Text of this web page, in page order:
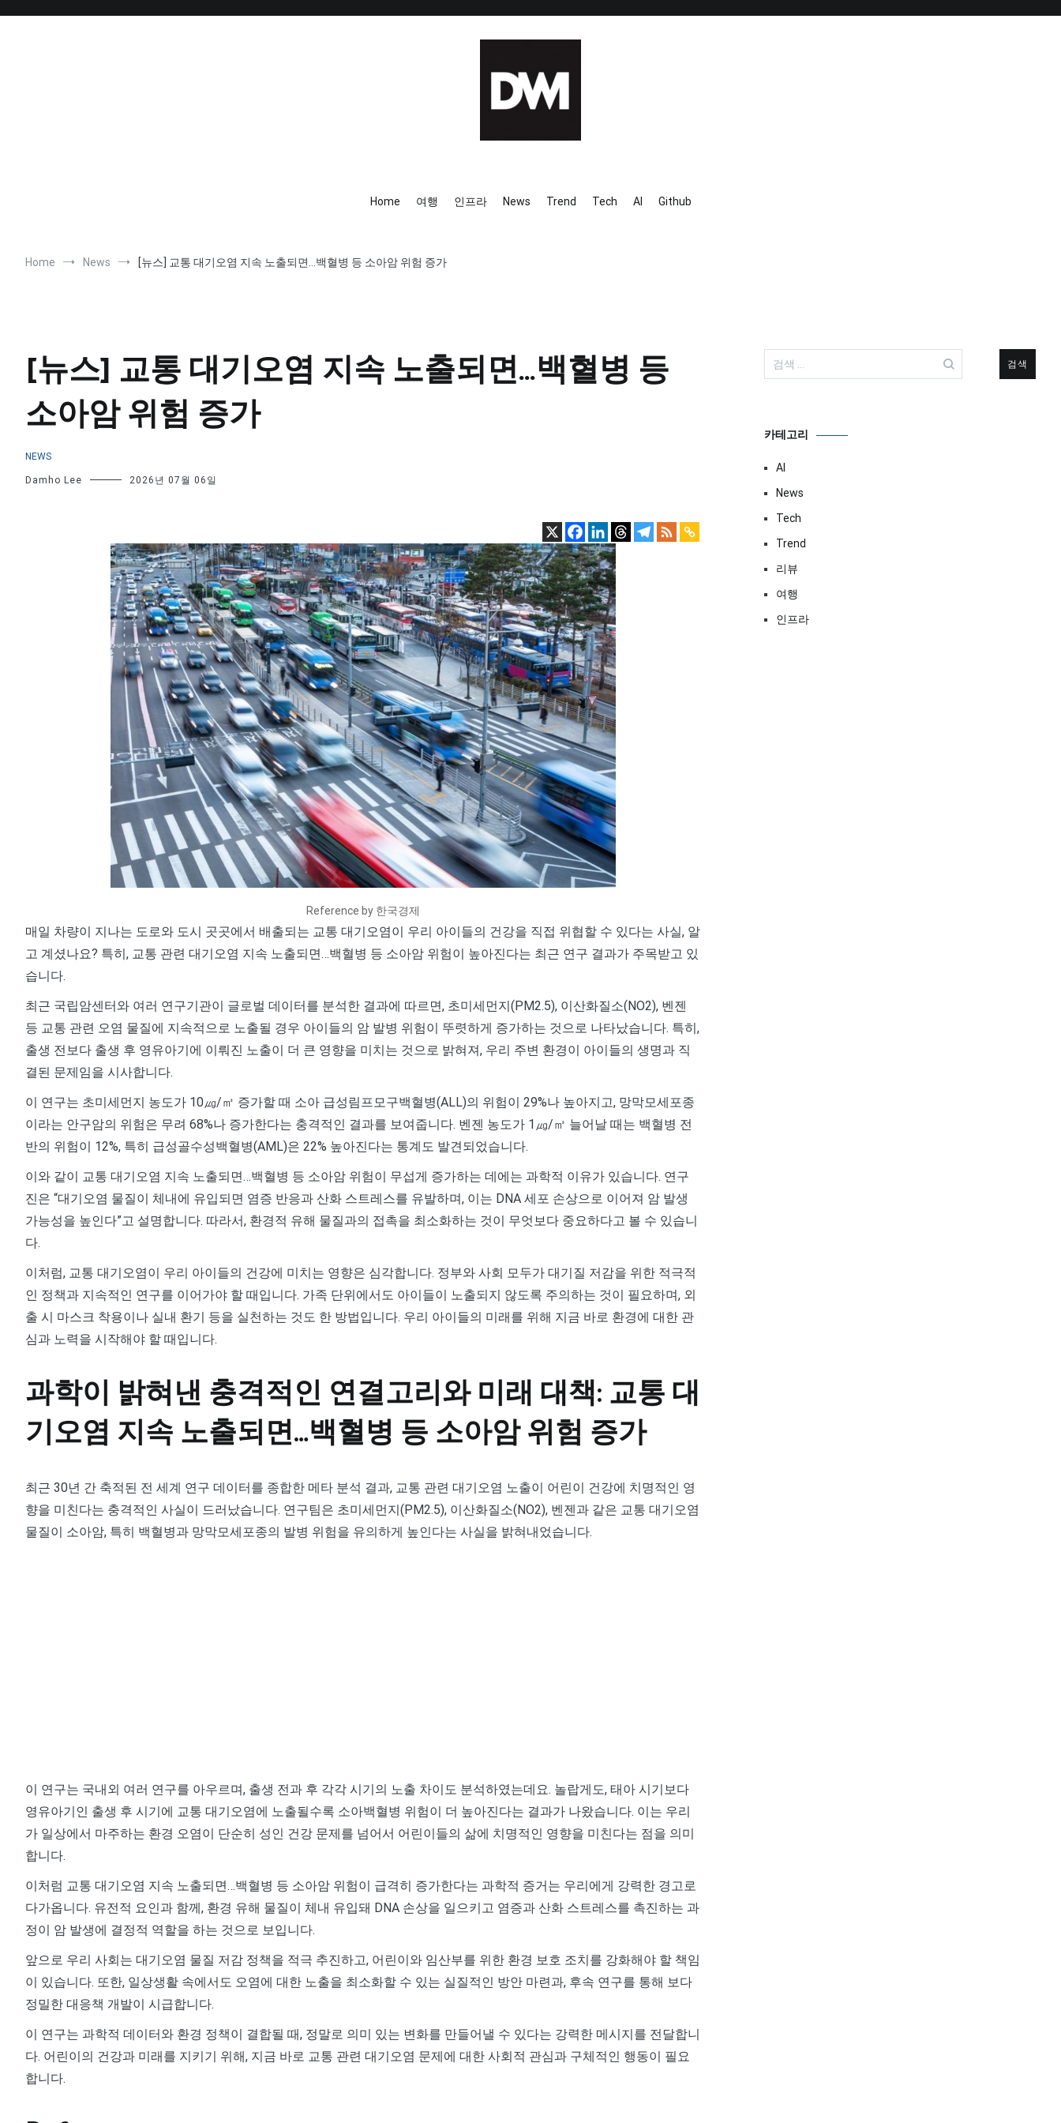
Home 여행 인프라 News Trend Tech AI Github
Home News [뉴스] 교통 대기오염 지속 노출되면…백혈병 등 소아암 위험 증가
[뉴스] 교통 대기오염 지속 노출되면…백혈병 등
소아암 위험 증가
NEWS
Damho Lee 2026년 07월 06일
Reference by 한국경제
매일 차량이 지나는 도로와 도시 곳곳에서 배출되는 교통 대기오염이 우리 아이들의 건강을 직접 위협할 수 있다는 사실, 알
고 계셨나요? 특히, 교통 관련 대기오염 지속 노출되면…백혈병 등 소아암 위험이 높아진다는 최근 연구 결과가 주목받고 있
습니다.
최근 국립암센터와 여러 연구기관이 글로벌 데이터를 분석한 결과에 따르면, 초미세먼지(PM2.5), 이산화질소(NO2), 벤젠
등 교통 관련 오염 물질에 지속적으로 노출될 경우 아이들의 암 발병 위험이 뚜렷하게 증가하는 것으로 나타났습니다. 특히,
출생 전보다 출생 후 영유아기에 이뤄진 노출이 더 큰 영향을 미치는 것으로 밝혀져, 우리 주변 환경이 아이들의 생명과 직
결된 문제임을 시사합니다.
이 연구는 초미세먼지 농도가 10㎍/㎥ 증가할 때 소아 급성림프모구백혈병(ALL)의 위험이 29%나 높아지고, 망막모세포종
이라는 안구암의 위험은 무려 68%나 증가한다는 충격적인 결과를 보여줍니다. 벤젠 농도가 1㎍/㎥ 늘어날 때는 백혈병 전
반의 위험이 12%, 특히 급성골수성백혈병(AML)은 22% 높아진다는 통계도 발견되었습니다.
이와 같이 교통 대기오염 지속 노출되면…백혈병 등 소아암 위험이 무섭게 증가하는 데에는 과학적 이유가 있습니다. 연구
진은 “대기오염 물질이 체내에 유입되면 염증 반응과 산화 스트레스를 유발하며, 이는 DNA 세포 손상으로 이어져 암 발생
가능성을 높인다”고 설명합니다. 따라서, 환경적 유해 물질과의 접촉을 최소화하는 것이 무엇보다 중요하다고 볼 수 있습니
다.
이처럼, 교통 대기오염이 우리 아이들의 건강에 미치는 영향은 심각합니다. 정부와 사회 모두가 대기질 저감을 위한 적극적
인 정책과 지속적인 연구를 이어가야 할 때입니다. 가족 단위에서도 아이들이 노출되지 않도록 주의하는 것이 필요하며, 외
출 시 마스크 착용이나 실내 환기 등을 실천하는 것도 한 방법입니다. 우리 아이들의 미래를 위해 지금 바로 환경에 대한 관
심과 노력을 시작해야 할 때입니다.
과학이 밝혀낸 충격적인 연결고리와 미래 대책: 교통 대
기오염 지속 노출되면…백혈병 등 소아암 위험 증가
최근 30년 간 축적된 전 세계 연구 데이터를 종합한 메타 분석 결과, 교통 관련 대기오염 노출이 어린이 건강에 치명적인 영
향을 미친다는 충격적인 사실이 드러났습니다. 연구팀은 초미세먼지(PM2.5), 이산화질소(NO2), 벤젠과 같은 교통 대기오염
물질이 소아암, 특히 백혈병과 망막모세포종의 발병 위험을 유의하게 높인다는 사실을 밝혀내었습니다.
이 연구는 국내외 여러 연구를 아우르며, 출생 전과 후 각각 시기의 노출 차이도 분석하였는데요. 놀랍게도, 태아 시기보다
영유아기인 출생 후 시기에 교통 대기오염에 노출될수록 소아백혈병 위험이 더 높아진다는 결과가 나왔습니다. 이는 우리
가 일상에서 마주하는 환경 오염이 단순히 성인 건강 문제를 넘어서 어린이들의 삶에 치명적인 영향을 미친다는 점을 의미
합니다.
이처럼 교통 대기오염 지속 노출되면…백혈병 등 소아암 위험이 급격히 증가한다는 과학적 증거는 우리에게 강력한 경고로
다가옵니다. 유전적 요인과 함께, 환경 유해 물질이 체내 유입돼 DNA 손상을 일으키고 염증과 산화 스트레스를 촉진하는 과
정이 암 발생에 결정적 역할을 하는 것으로 보입니다.
앞으로 우리 사회는 대기오염 물질 저감 정책을 적극 추진하고, 어린이와 임산부를 위한 환경 보호 조치를 강화해야 할 책임
이 있습니다. 또한, 일상생활 속에서도 오염에 대한 노출을 최소화할 수 있는 실질적인 방안 마련과, 후속 연구를 통해 보다
정밀한 대응책 개발이 시급합니다.
이 연구는 과학적 데이터와 환경 정책이 결합될 때, 정말로 의미 있는 변화를 만들어낼 수 있다는 강력한 메시지를 전달합니
다. 어린이의 건강과 미래를 지키기 위해, 지금 바로 교통 관련 대기오염 문제에 대한 사회적 관심과 구체적인 행동이 필요
합니다.
색:
카테고리
AI
News
Tech
Trend
리뷰
여행
인프라